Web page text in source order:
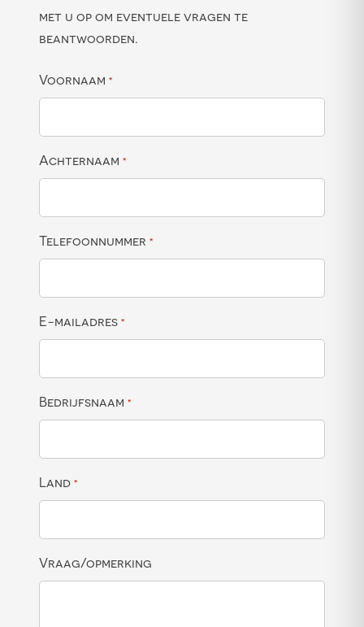
met u op om eventuele vragen te
beantwoorden.
Voornaam *
Achternaam *
Telefoonnummer *
E-mailadres *
Bedrijfsnaam *
Land *
Vraag/opmerking